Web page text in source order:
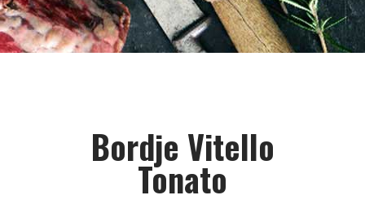
Bordje Vitello
Tonato